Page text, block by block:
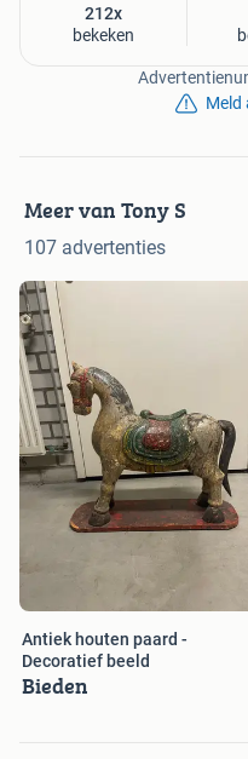
212x
bekeken
Meld
Meer van Tony S
107 advertenties
Antiek houten paard -
Decoratief beeld
Bieden